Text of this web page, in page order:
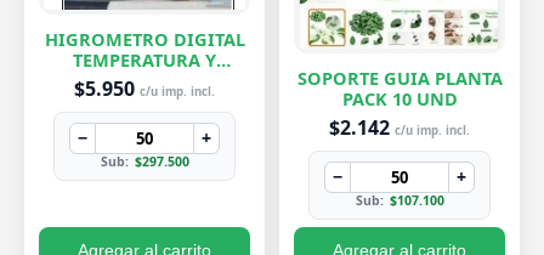
HIGROMETRO DIGITAL
TEMPERATURA Y
HUMEDAD
$5.950 c/u imp. incl.
− +
Sub: $297.500
Agregar al carrito
SOPORTE GUIA PLANTA
PACK 10 UND
$2.142 c/u imp. incl.
− +
Sub: $107.100
Agregar al carrito